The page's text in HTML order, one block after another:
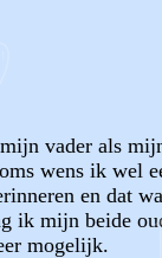
vader als
wens ik wel
en dat
ik mijn beide
mogelijk.